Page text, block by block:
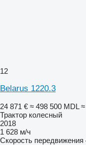
12
Belarus 1220.3
24 871 € ≈ 498 500 MDL
Трактор колесный
2018
1 628 м/ч
Скорость передвижения